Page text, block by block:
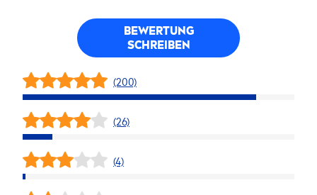
BEWERTUNG
SCHREIBEN
(200)
(26)
(4)